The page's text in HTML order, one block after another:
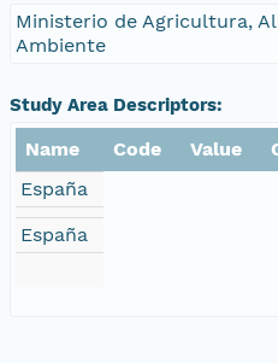
Ministerio de Agricultura,
Ambiente
Study Area Descriptors:
Name Code Value
España
España